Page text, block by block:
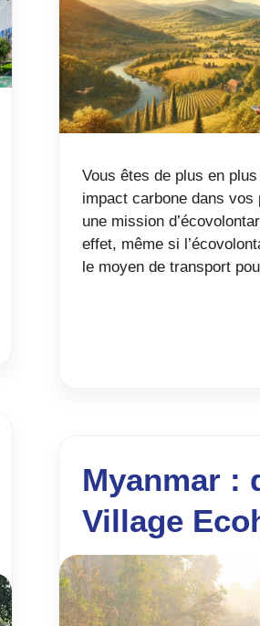
Vous êtes de plus en
impact carbone dans
une mission
effet, même si
le moyen de transport
Myanmar :
Village